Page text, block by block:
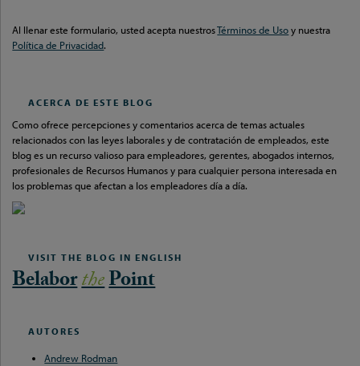
Al llenar este formulario, usted acepta nuestrosTérminos de Usoy nuestra
Política de Privacidad.
ACERCA DE ESTE BLOG
Como ofrece percepciones y comentarios acerca de temas actuales
relacionados con las leyes laborales y de contratación de empleados, este
blog es un recurso valioso para empleadores, gerentes, abogados internos,
profesionales de Recursos Humanos y para cualquier persona interesada en
los problemas que afectan a los empleadores día a día.
VISIT THE BLOG IN ENGLISH
BelaborthePoint
AUTORES
Andrew Rodman